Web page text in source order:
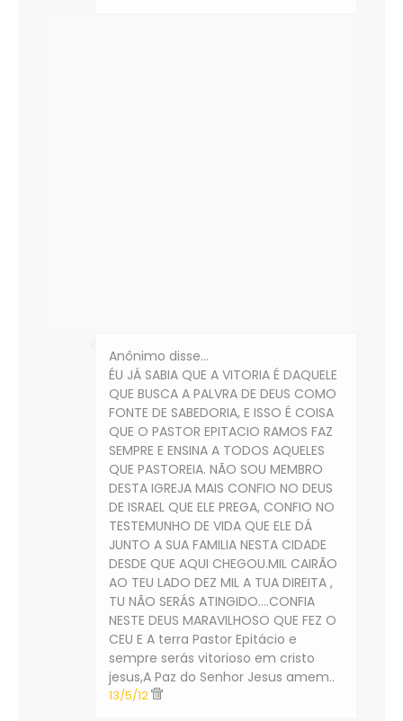
Anônimo disse…
ÉU JÁ SABIA QUE A VITORIA É DAQUELE
QUE BUSCA A PALVRA DE DEUS COMO
FONTE DE SABEDORIA, E ISSO É COISA
QUE O PASTOR EPITACIO RAMOS FAZ
SEMPRE E ENSINA A TODOS AQUELES
QUE PASTOREIA. NÃO SOU MEMBRO
DESTA IGREJA MAIS CONFIO NO DEUS
DE ISRAEL QUE ELE PREGA, CONFIO NO
TESTEMUNHO DE VIDA QUE ELE DÁ
JUNTO A SUA FAMILIA NESTA CIDADE
DESDE QUE AQUI CHEGOU.MIL CAIRÃO
AO TEU LADO DEZ MIL A TUA DIREITA ,
TU NÃO SERÁS ATINGIDO....CONFIA
NESTE DEUS MARAVILHOSO QUE FEZ O
CEU E A terra Pastor Epitácio e
sempre serás vitorioso em cristo
jesus,A Paz do Senhor Jesus amem..
13/5/12